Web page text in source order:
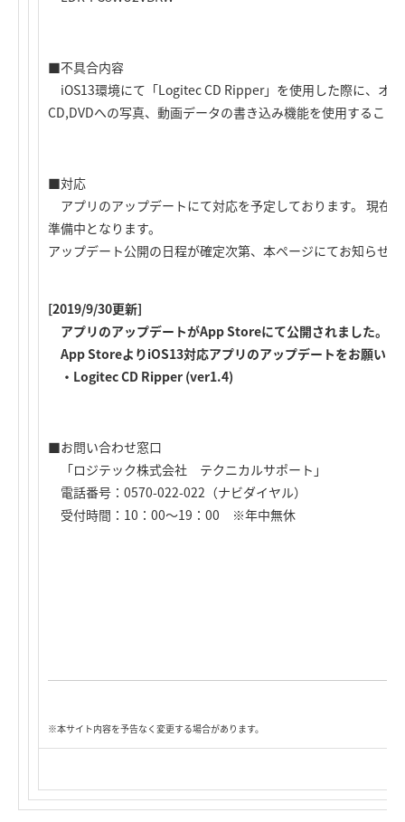
■不具合内容
iOS13環境にて「Logitec CD Ripper」を使用した際に、オ
CD,DVDへの写真、動画データの書き込み機能を使用すること
■対応
アプリのアップデートにて対応を予定しております。 現在
準備中となります。
アップデート公開の日程が確定次第、本ページにてお知らせ
[2019/9/30更新]
アプリのアップデートがApp Storeにて公開されました。
App StoreよりiOS13対応アプリのアップデートをお願い
・Logitec CD Ripper (ver1.4)
■お問い合わせ窓口
「ロジテック株式会社 テクニカルサポート」
電話番号：0570-022-022（ナビダイヤル）
受付時間：10：00～19：00 ※年中無休
※本サイト内容を予告なく変更する場合があります。